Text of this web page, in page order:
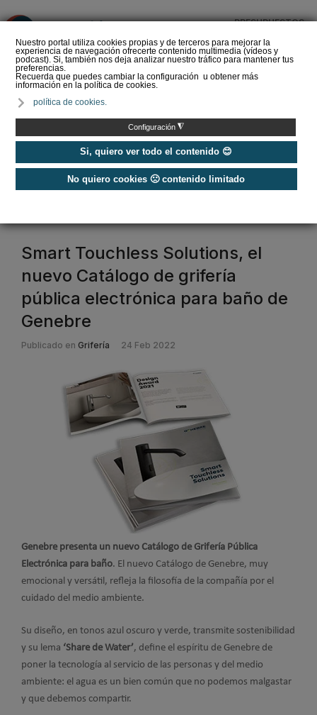
Nuestro portal utiliza cookies propias y de terceros para mejorar la
experiencia de navegación ofrecerte contenido multimedia (vídeos y
podcast). Si, también nos deja analizar nuestro tráfico para mantener tus
preferencias.
Recuerda que puedes cambiar la configuración u obtener más
información en la política de cookies.
política de cookies.
Configuración ◮
Si, quiero ver todo el contenido 😊
No quiero cookies 🙁 contenido limitado
PRESUPUESTOS
del Amperio (Episodio 3)
Etiquetas / válvula
Smart Touchless Solutions, el
nuevo Catálogo de grifería
pública electrónica para baño de
Genebre
Publicado en Grifería 24 Feb 2022
Genebre presenta un nuevo Catálogo de Grifería Pública
Electrónica para baño. El nuevo Catálogo de Genebre, muy
emocional y versátil, refleja la filosofía de la compañía por el
cuidado del medio ambiente.
Su diseño, en tonos azul oscuro y verde, transmite sostenibilidad
y su lema ‘Share de Water’, define el espíritu de Genebre de
poner la tecnología al servicio de las personas y del medio
ambiente: el agua es un bien común que no podemos malgastar
y que debemos compartir.